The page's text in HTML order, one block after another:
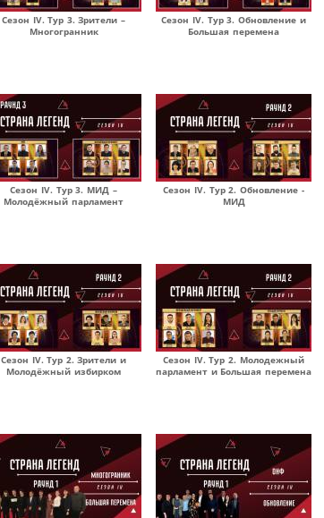
Сезон IV. Тур 3. Зрители –
Многогранник
Сезон IV. Тур 3. Обновление и
Большая перемена
Сезон IV. Тур 3. МИД –
Молодёжный парламент
Сезон IV. Тур 2. Обновление -
МИД
Сезон IV. Тур 2. Зрители и
Молодёжный избирком
Сезон IV. Тур 2. Молодежный
парламент и Большая перемена